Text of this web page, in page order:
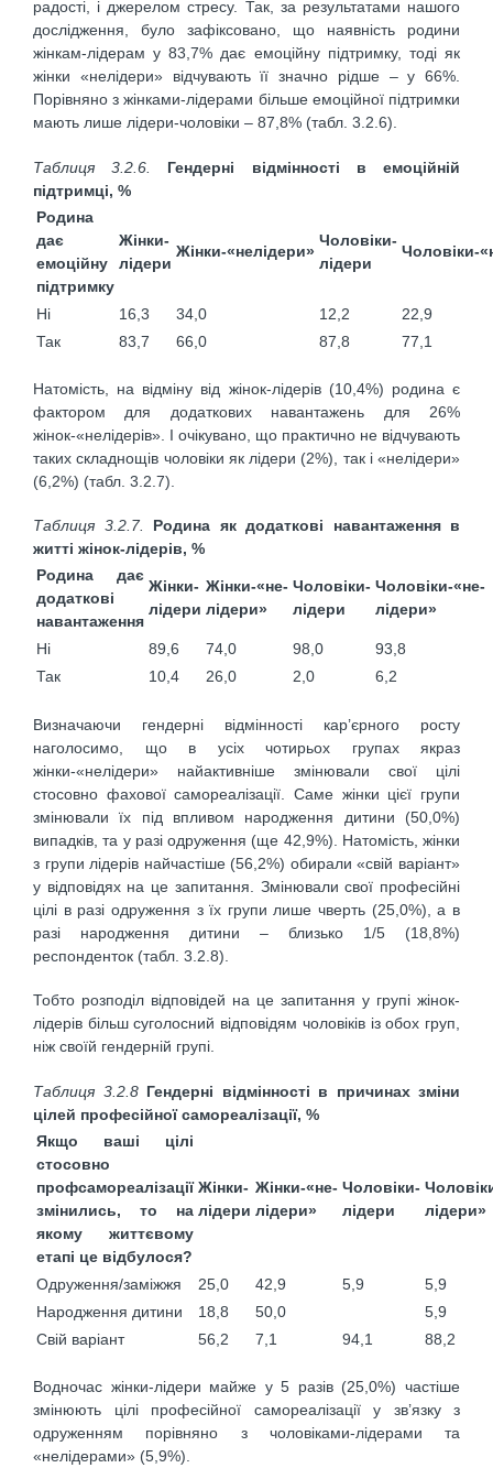
радості, і джерелом стресу. Так, за результатами нашого
дослідження, було зафіксовано, що наявність родини
жінкам-лідерам у 83,7% дає емоційну підтримку, тоді як
жінки «нелідери» відчувають її значно рідше – у 66%.
Порівняно з жінками-лідерами більше емоційної підтримки
мають лише лідери-чоловіки – 87,8% (табл. 3.2.6).
Таблиця 3.2.6.
Гендерні відмінності в емоційній
підтримці, %
Родина
дає
емоційну
підтримку
Жінки-
лідери
Жінки-«нелідери»
Чоловіки-
лідери
Чоловіки-
Ні 16,3 34,0 12,2
22,9
Так
83,7 66,0 87,8 77,1
Натомість, на відміну від жінок-лідерів (10,4%) родина є
фактором для додаткових навантажень для 26%
жінок-«нелідерів». І очікувано, що практично не відчувають
таких складнощів чоловіки як лідери (2%), так і «нелідери»
(6,2%) (табл. 3.2.7).
Таблиця 3.2.7.
Родина як додаткові навантаження в
житті жінок-лідерів, %
Родина дає
додаткові
навантаження
Жінки-
лідери
Жінки-«не-
лідери»
Чоловіки-
лідери
Чоловіки-«не-
лідери»
Ні 89,6 74,0 98,0
93,8
Так
10,4 26,0 2,0 6,2
Визначаючи гендерні відмінності кар’єрного росту
наголосимо, що в усіх чотирьох групах якраз
жінки-«нелідери» найактивніше змінювали свої цілі
стосовно фахової самореалізації. Саме жінки цієї групи
змінювали їх під впливом народження дитини (50,0%)
випадків, та у разі одруження (ще 42,9%). Натомість, жінки
з групи лідерів найчастіше (56,2%) обирали «свій варіант»
у відповідях на це запитання. Змінювали свої професійні
цілі в разі одруження з їх групи лише чверть (25,0%), а в
разі народження дитини – близько 1/5 (18,8%)
респонденток (табл. 3.2.8).
Тобто розподіл відповідей на це запитання у групі жінок-
лідерів більш суголосний відповідям чоловіків із обох груп,
ніж своїй гендерній групі.
Таблиця 3.2.8 Гендерні відмінності в причинах зміни
цілей професійної самореалізації, %
Якщо ваші цілі
стосовно
профсамореалізації
змінились, то на
якому життєвому
етапі це відбулося?
Жінки-
лідери
Жінки-«не-
лідери»
Чоловіки-
лідери
лідери»
Одруження/заміжжя 25,0 42,9 5,9
5,9
Народження дитини
18,8 50,0
5,9
Свій варіант
56,2 7,1 94,1 88,2
Водночас жінки-лідери майже у 5 разів (25,0%) частіше
змінюють цілі професійної самореалізації у зв’язку з
одруженням порівняно з чоловіками-лідерами та
«нелідерами» (5,9%).